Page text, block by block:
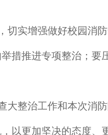
实增强做好校园消
措推进专项整治；要
大整治工作和本次消
以更加坚决的态度、